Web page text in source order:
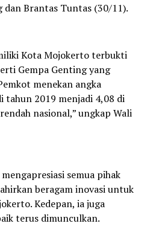
dan Brantas Tuntas (30/11).
Kota Mojokerto terbukti
Gempa Genting yang
menekan angka
tahun 2019 menjadi 4,08 di
nasional,” ungkap Wali
semua pihak
beragam inovasi untuk
Kedepan, ia juga
terus dimunculkan.